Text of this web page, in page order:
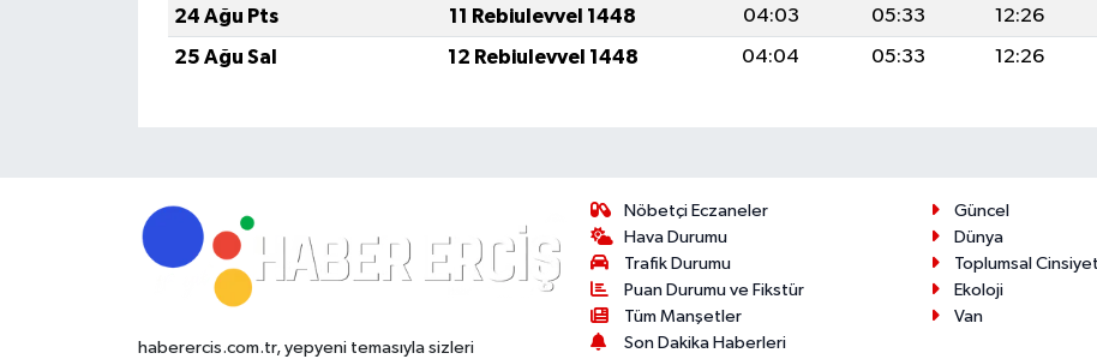
24 Ağu Pts
11 Rebiulevvel 1448 04:03 05:33 12:26
25 Ağu Sal
12 Rebiulevvel 1448 04:04 05:33 12:26
haberercis.com.tr, yepyeni temasıyla sizleri
Nöbetçi Eczaneler
Hava Durumu
Trafik Durumu
Puan Durumu ve Fikstür
Tüm Manşetler
Son Dakika Haberleri
Güncel
Dünya
Toplumsal Cinsiyet
Ekoloji
Van